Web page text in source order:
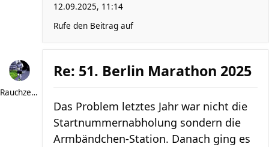
12.09.2025, 11:14
Rufe den Beitrag auf
Rauchzeichen
Re: 51. Berlin Marathon 2025
Das Problem letztes Jahr war nicht die
Startnummernabholung sondern die
Armbändchen-Station. Danach ging es